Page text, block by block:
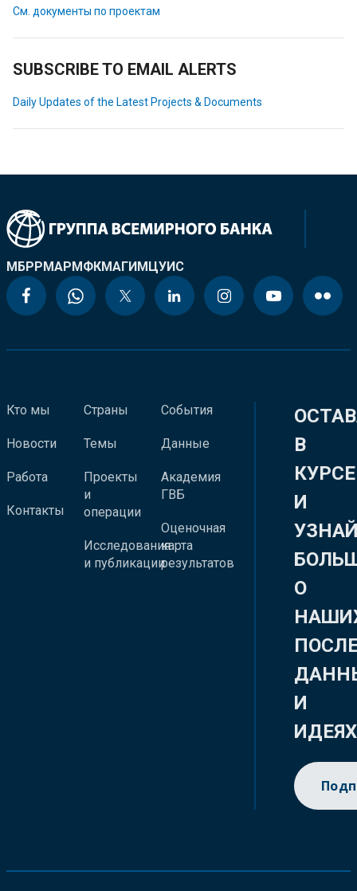
См. документы по проектам
SUBSCRIBE TO EMAIL ALERTS
Daily Updates of the Latest Projects & Documents
МБРРМАРМФКМАГИМЦУИС
Кто мы
Новости
Работа
Контакты
Страны
Темы
Проекты
и
операции
Исследования
и публикации
События
Данные
Академия
ГВБ
Оценочная
карта
результатов
В
КУРСЕ
И
О
И
ИДЕЯХ